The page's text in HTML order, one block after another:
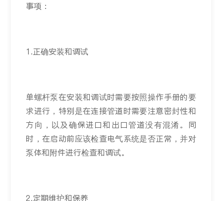
事项：
1.正确安装和调试
单螺杆泵在安装和调试时需要按照操作手册的要
求进行，特别是在连接管道时需要注意密封性和
方向，以及确保进口和出口管道没有混淆。同
时，在启动前应该检查电气系统是否正常，并对
泵体和附件进行检查和调试。
2.定期维护和保养